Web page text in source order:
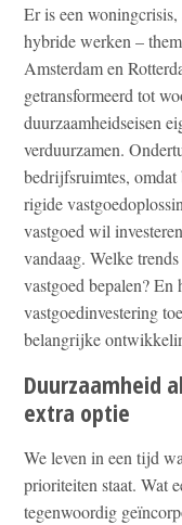
Er is een
hybride werken –
Amsterdam en
getransformeerd tot
duurzaamheidseisen
verduurzamen.
bedrijfsruimtes,
rigide
vastgoed wil
vandaag. Welke
vastgoed bepalen? En
vastgoedinvestering
belangrijke
Duurzaamheid
extra optie
We leven in een tijd
prioriteiten staat. Wat
tegenwoordig